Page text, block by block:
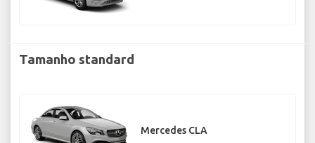
Tamanho standard
Mercedes CLA